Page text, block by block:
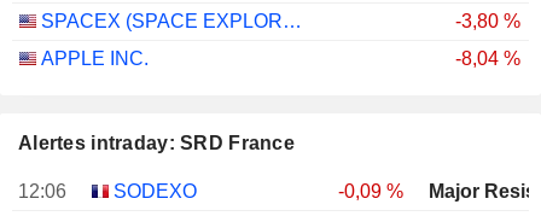
SPACEX (SPACE EXPLORATION TECHNOLOGIES)
-3,80 %
APPLE INC.
-8,04 %
Alertes intraday: SRD France
12:06 SODEXO -0,09 %
Major